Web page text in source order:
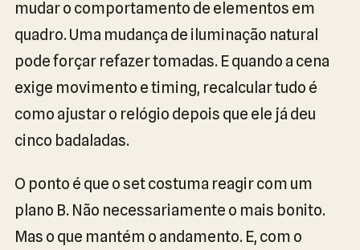
mudar o comportamento de elementos em
quadro. Uma mudança de iluminação natural
pode forçar refazer tomadas. E quando a cena
exige movimento e timing, recalcular tudo é
como ajustar o relógio depois que ele já deu
cinco badaladas.
O ponto é que o set costuma reagir com um
plano B. Não necessariamente o mais bonito.
Mas o que mantém o andamento. E, com o